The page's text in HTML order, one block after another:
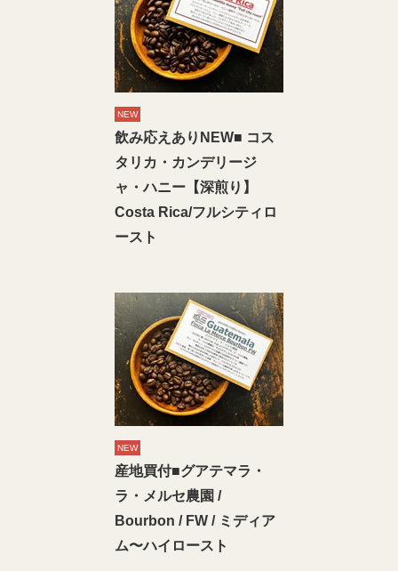
NEW
飲み応えありNEW■ コス
タリカ・カンデリージ
ャ・ハニー【深煎り】
Costa Rica/フルシティロ
ースト
NEW
産地買付■グアテマラ・
ラ・メルセ農園 /
Bourbon / FW / ミディア
ム〜ハイロースト